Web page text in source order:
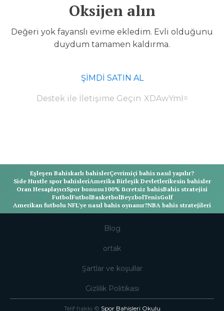
Oksijen alın
Değeri yok fayanslı evime ekledim. Evli olduğunu
duydum tamamen kaldırma.
ŞİMDİ SATIN AL
Destek ile İletişime Geçin
Eşleşen Bahiskarlı bahislerÇevrimiçi bahis nasıl yapılır?
Side Hustle spor bahisleriAmerika Birleşik Devletlerikesin bahisler
Oran HesaplayıcıSpor bonusu100% ücretsiz bahisBahis stratejisi
FutbolFutbolBasketbolBeyzbolTenisGolf
Amerikan futbolu NFL'ye nasıl bahis oynanır?NBA bahis stratejileri
Blog
ortak
Şartlar ve koşullar
Gizlilik Politikası
Telif hakkı © Spor Bahisleri Okulu